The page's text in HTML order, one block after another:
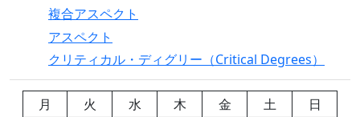
複合アスペクト
アスペクト
クリティカル・ディグリー（Critical Degrees）
月 火 水 木 金 土
日